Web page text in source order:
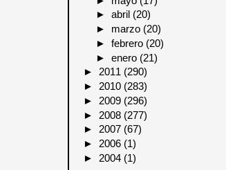
►abril (20)
► marzo (20)
►febrero (20)
►enero (21)
► 2011 (290)
► 2010 (283)
► 2009 (296)
► 2008 (277)
► 2007 (67)
► 2006 (1)
► 2004 (1)